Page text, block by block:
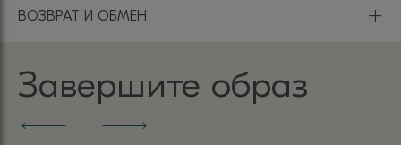
ВОЗВРАТ И ОБМЕН +
Завершите образ